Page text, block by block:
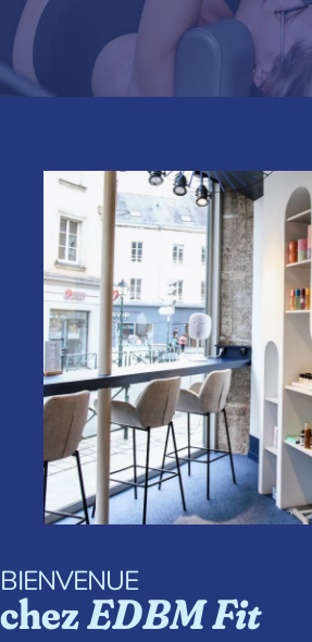
BIENVENUE
chezEDBM Fit